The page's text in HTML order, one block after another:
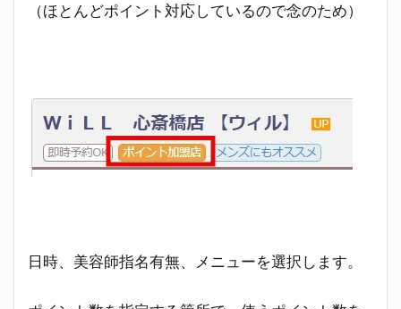
（ほとんどポイント対応しているので念のため）
日時、美容師指名有無、メニューを選択します。